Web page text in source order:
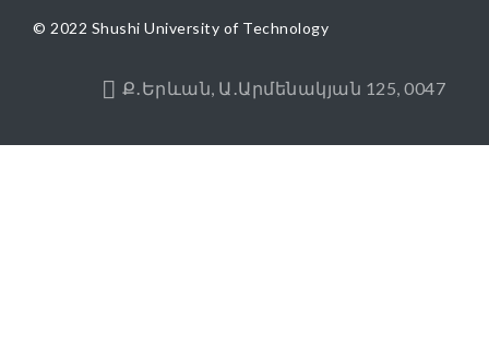
© 2022 Shushi University of Technology
Ք․Երևան, Ա․Արմենակյան 125, 0047